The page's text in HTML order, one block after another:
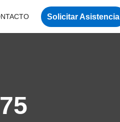
Solicitar Asistencia